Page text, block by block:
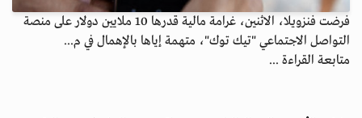
فرضت فنزويلا، الاثنين، غرامة مالية قدرها 10 ملايين دولار على منصة
التواصل الاجتماعي "تيك توك"، متهمة إياها بالإهمال في م...
متابعة القراءة ...